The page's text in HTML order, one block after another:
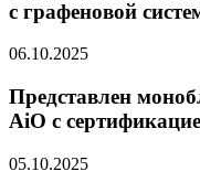
с графеновой
06.10.2025
Представлен
AiO с
05.10.2025